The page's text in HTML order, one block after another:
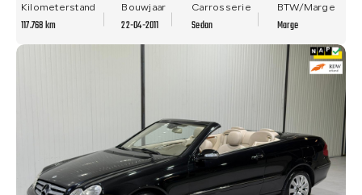
APK!
Kilometerstand
117.768 km
Bouwjaar
22-04-2011
Carrosserie
Sedan
BTW/Marge
Marge